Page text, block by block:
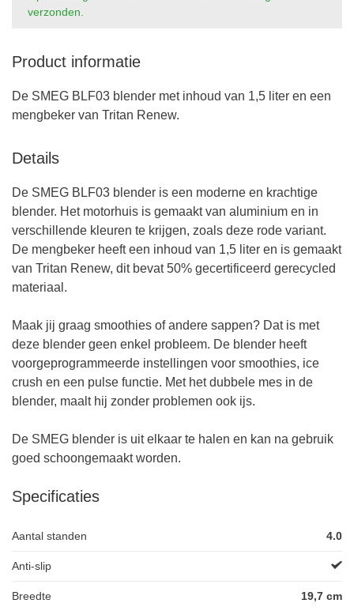
verzonden.
Product informatie
De SMEG BLF03 blender met inhoud van 1,5 liter en een
mengbeker van Tritan Renew.
Details
De SMEG BLF03 blender is een moderne en krachtige
blender. Het motorhuis is gemaakt van aluminium en in
verschillende kleuren te krijgen, zoals deze rode variant.
De mengbeker heeft een inhoud van 1,5 liter en is gemaakt
van Tritan Renew, dit bevat 50% gecertificeerd gerecycled
materiaal.
Maak jij graag smoothies of andere sappen? Dat is met
deze blender geen enkel probleem. De blender heeft
voorgeprogrammeerde instellingen voor smoothies, ice
crush en een pulse functie. Met het dubbele mes in de
blender, maalt hij zonder problemen ook ijs.
De SMEG blender is uit elkaar te halen en kan na gebruik
goed schoongemaakt worden.
Specificaties
Aantal standen 4.0
Anti-slip
Breedte 19,7 cm